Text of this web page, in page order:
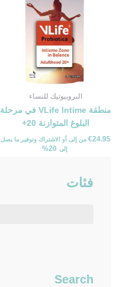
فئات
Search
البروبيوتيك للنساء
منطقة VLife Intime في مرحلة
البلوغ المتوازنة 20+
€24.95 من إلى
أو الاشتراك وتوفير ⁦ما يصل
20%